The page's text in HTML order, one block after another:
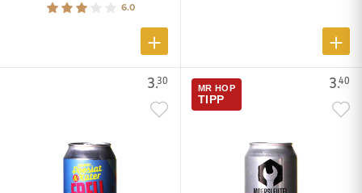
6.0
3.30 3.40
MR HOP
TIPP